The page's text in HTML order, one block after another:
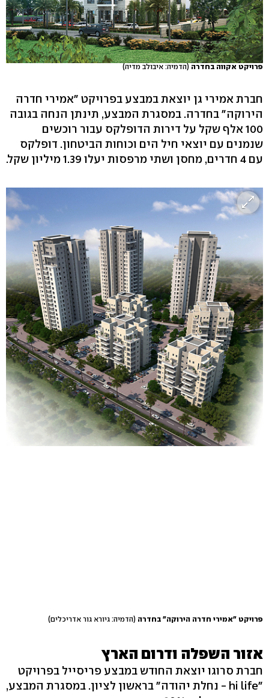
פרויקט אקווה בחדרה (הדמיה: איבולב מדיה)
חברת אמירי גן יוצאת במבצע בפרויקט "אמירי חדרה
הירוקה" בחדרה. במסגרת המבצע, תינתן הנחה בגובה
100 אלף שקל על דירות הדופלקס עבור רוכשים
שנמנים עם יוצאי חיל הים וכוחות הביטחון. דופלקס
עם 4 חדרים, מחסן ושתי מרפסות יעלו 1.39 מיליון שקל.
פרויקט "אמירי חדרה הירוקה" בחדרה (הדמיה: גיורא גור אדריכלים)
אזור השפלה ודרום הארץ
חברת סרוגו יוצאת החודש במבצע פריסייל בפרויקט
"hi life - נחלת יהודה" בראשון לציון. במסגרת המבצע,